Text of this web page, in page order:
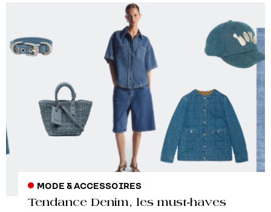
MODE & ACCESSOIRES
Tendance Denim, les must-haves